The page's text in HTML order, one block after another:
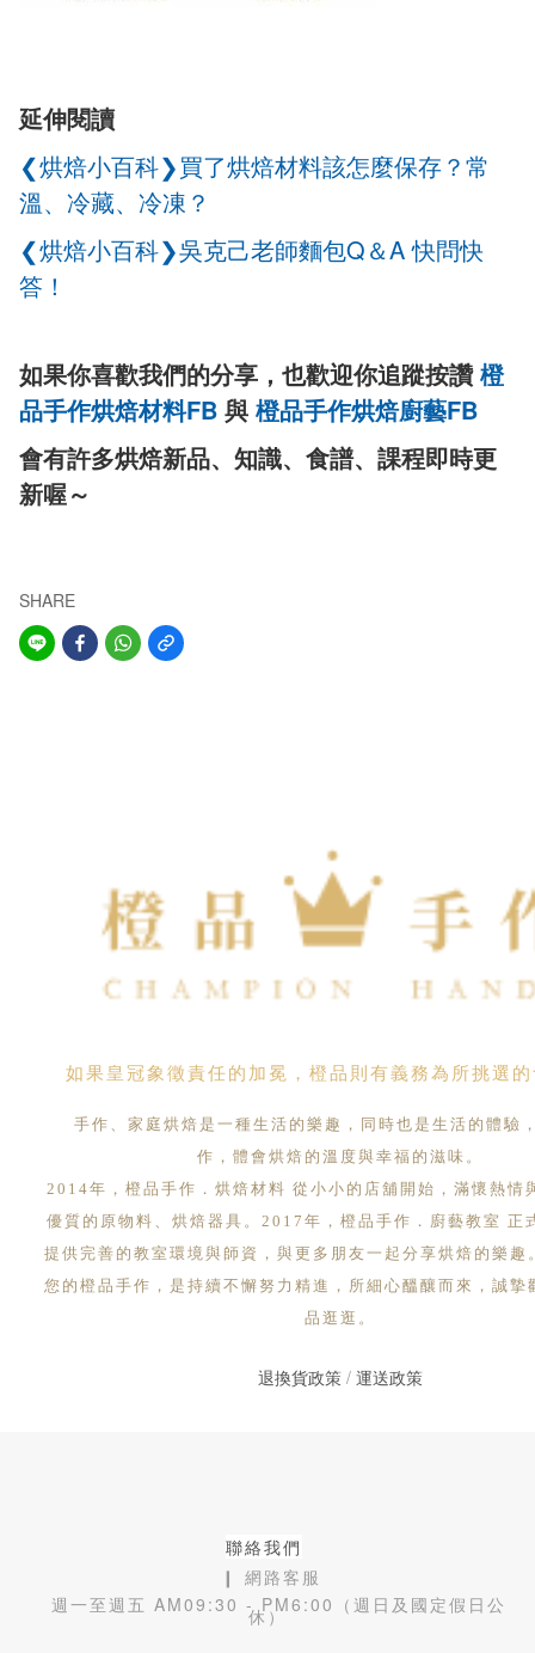
延伸閱讀
❮烘焙小百科❯買了烘焙材料該怎麼保存？常
溫、冷藏、冷凍？
❮烘焙小百科❯吳克己老師麵包Q＆A 快問快
答！
如果你喜歡我們的分享，也歡迎你追蹤按讚橙
品手作烘焙材料FB 與 橙品手作烘焙廚藝FB
會有許多烘焙新品、知識、食譜、課程即時更
新喔～
SHARE
如果皇冠象徵責任的加冕，橙品則有義務為所挑選
手作、家庭烘焙是一種生活的樂趣，同時也是生活的體驗
作，體會烘焙的溫度與幸福的滋味。
2014年，橙品手作．烘焙材料 從小小的店舖開始，滿懷熱情
優質的原物料、烘焙器具。2017年，橙品手作．廚藝教室 正
提供完善的教室環境與師資，與更多朋友一起分享烘焙的樂趣
您的橙品手作，是持續不懈努力精進，所細心醞釀而來，誠摯
品逛逛。
退換貨政策/ 運送政策
聯絡我們
❙ 網路客服
週一至週五 AM09:30 - PM6:00（週日及國定假日公
休）